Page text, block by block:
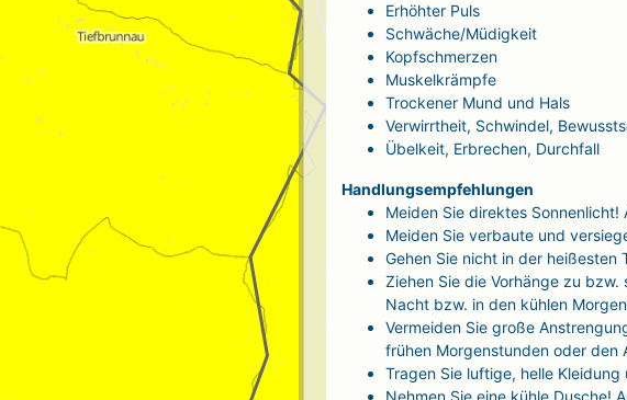
Erhöhter Puls
Schwäche/Müdigkeit
Kopfschmerzen
Muskelkrämpfe
Trockener Mund und Hals
Verwirrtheit, Schwindel,
Übelkeit, Erbrechen, Durchfall
Handlungsempfehlungen
Meiden Sie direktes
Meiden Sie verbaute und
Gehen Sie nicht in der heißesten
Ziehen Sie die Vorhänge zu
Nacht bzw. in den kühlen
Vermeiden Sie große
frühen Morgenstunden oder den
Tragen Sie luftige, helle
Nehmen Sie eine kühle Dusche!